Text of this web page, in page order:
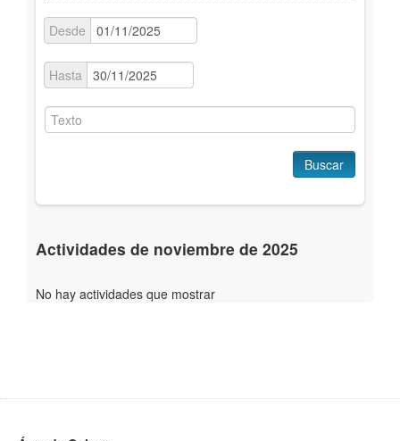
Desde
Hasta
Buscar
Actividades de noviembre de 2025
No hay actividades que mostrar